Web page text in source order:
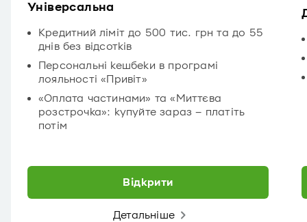
Універсальна
Кредитний ліміт до 500 тис. грн та до 55
днів без відсотків
Персональні кешбеки в програмі
лояльності «Привіт»
«Оплата частинами» та «Миттєва
розстрочка»: купуйте зараз – платіть
потім
Відкрити
Детальніше